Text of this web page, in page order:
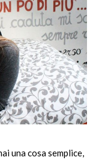
una cosa semplice,